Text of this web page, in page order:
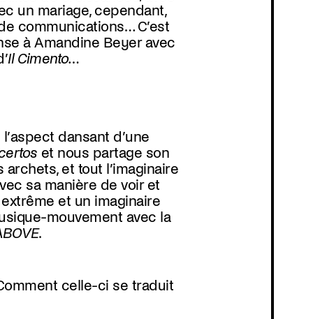
un mariage, cependant,
communications… C’est
à Amandine Beyer avec
Il Cimento…
dansant d’une
et nous partage son
et tout l’imaginaire
sa manière de voir et
et un imaginaire
mouvement avec la
.
celle-ci se traduit